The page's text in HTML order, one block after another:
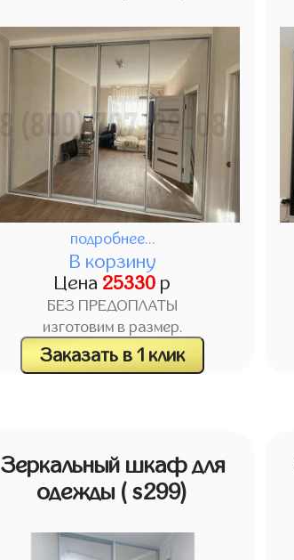
подробнее...
В корзину
Цена 25330 р
БЕЗ ПРЕДОПЛАТЫ
изготовим в размер.
Заказать в 1 клик
Зеркальный шкаф для
одежды ( s299)